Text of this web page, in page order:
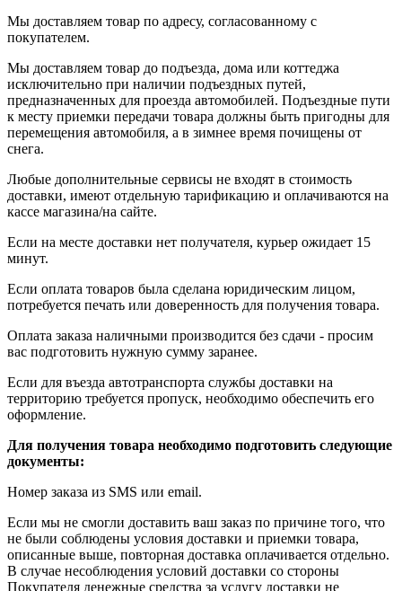
Мы доставляем товар по адресу, согласованному с
покупателем.
Мы доставляем товар до подъезда, дома или коттеджа
исключительно при наличии подъездных путей,
предназначенных для проезда автомобилей. Подъездные пути
к месту приемки передачи товара должны быть пригодны для
перемещения автомобиля, а в зимнее время почищены от
снега.
Любые дополнительные сервисы не входят в стоимость
доставки, имеют отдельную тарификацию и оплачиваются на
кассе магазина/на сайте.
Если на месте доставки нет получателя, курьер ожидает 15
минут.
Если оплата товаров была сделана юридическим лицом,
потребуется печать или доверенность для получения товара.
Оплата заказа наличными производится без сдачи - просим
вас подготовить нужную сумму заранее.
Если для въезда автотранспорта службы доставки на
территорию требуется пропуск, необходимо обеспечить его
оформление.
Для получения товара необходимо подготовить следующие
документы:
Номер заказа из SMS или email.
Если мы не смогли доставить ваш заказ по причине того, что
не были соблюдены условия доставки и приемки товара,
описанные выше, повторная доставка оплачивается отдельно.
В случае несоблюдения условий доставки со стороны
Покупателя денежные средства за услугу доставки не